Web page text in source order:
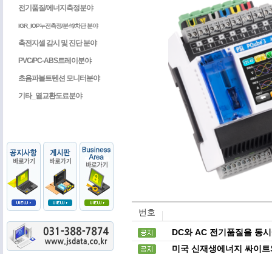
전기품질/에너지측정분야
IGR_IOP누전측정/분석/차단 분야
축전지셀 감시 및 진단 분야
PVC/PC-ABS트레이분야
초음파볼트텐션 모니터분야
기타_열교환도료분야
번호
DC와 AC 전기품질을 동
미국 신재생에너지 싸이